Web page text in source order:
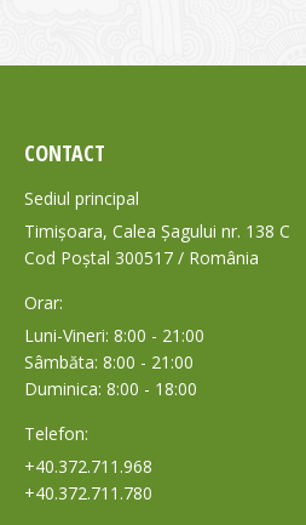
CONTACT
Sediul principal
Timișoara, Calea Șagului nr. 138 C
Cod Poștal 300517 / România
Orar:
Luni-Vineri: 8:00 - 21:00
Sâmbăta: 8:00 - 21:00
Duminica: 8:00 - 18:00
Telefon:
+40.372.711.968
+40.372.711.780